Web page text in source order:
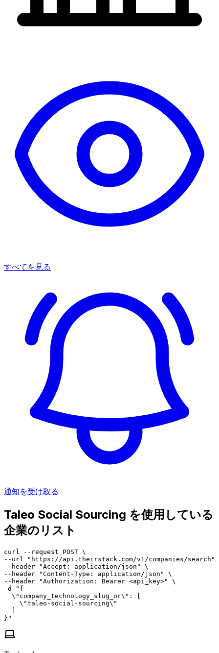
すべてを見る
通知を受け取る
Taleo Social Sourcing を使用している
企業のリスト
curl --request POST \
--url "https://api.theirstack.com/v1/companies/search"
--header "Accept: application/json" \
--header "Content-Type: application/json" \
--header "Authorization: Bearer <api_key>" \
-d "{
  \"company_technology_slug_or\": [
    \"taleo-social-sourcing\"
  ]
}"